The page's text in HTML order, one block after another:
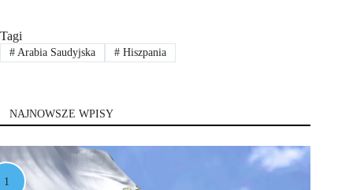
Tagi
#Arabia Saudyjska #Hiszpania
NAJNOWSZE WPISY